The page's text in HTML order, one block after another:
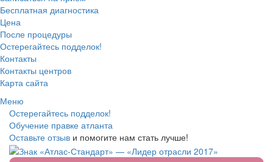
Бесплатная диагностика
Цена
После процедуры
Остерегайтесь подделок!
Контакты
Контакты центров
Карта сайта
Меню
Остерегайтесь подделок!
Обучение правке атланта
Оставьте отзыв и помогите нам стать лучше!